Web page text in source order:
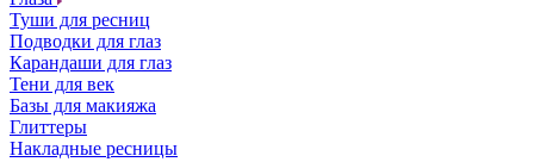
Туши для ресниц
Подводки для глаз
Карандаши для глаз
Тени для век
Базы для макияжа
Глиттеры
Накладные ресницы